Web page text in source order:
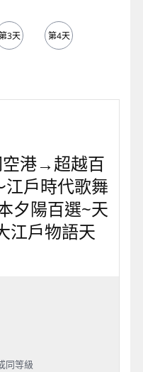
3天 第4天
港→超越百
戶時代歌舞
夕陽百選~天
戶物語天
同等級